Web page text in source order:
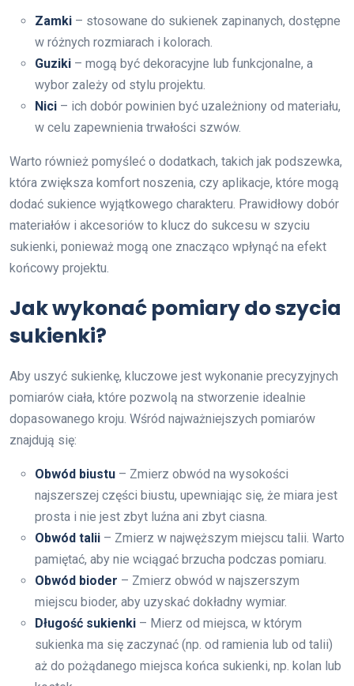
Zamki – stosowane do sukienek zapinanych, dostępne
w różnych rozmiarach i kolorach.
Guziki – mogą być dekoracyjne lub funkcjonalne, a
wybor zależy od stylu projektu.
Nici – ich dobór powinien być uzależniony od materiału,
w celu zapewnienia trwałości szwów.
Warto również pomyśleć o dodatkach, takich jak podszewka,
która zwiększa komfort noszenia, czy aplikacje, które mogą
dodać sukience wyjątkowego charakteru. Prawidłowy dobór
materiałów i akcesoriów to klucz do sukcesu w szyciu
sukienki, ponieważ mogą one znacząco wpłynąć na efekt
końcowy projektu.
Jak wykonać pomiary do szycia
sukienki?
Aby uszyć sukienkę, kluczowe jest wykonanie precyzyjnych
pomiarów ciała, które pozwolą na stworzenie idealnie
dopasowanego kroju. Wśród najważniejszych pomiarów
znajdują się:
Obwód biustu – Zmierz obwód na wysokości
najszerszej części biustu, upewniając się, że miara jest
prosta i nie jest zbyt luźna ani zbyt ciasna.
Obwód talii – Zmierz w najwęższym miejscu talii. Warto
pamiętać, aby nie wciągać brzucha podczas pomiaru.
Obwód bioder – Zmierz obwód w najszerszym
miejscu bioder, aby uzyskać dokładny wymiar.
Długość sukienki – Mierz od miejsca, w którym
sukienka ma się zaczynać (np. od ramienia lub od talii)
aż do pożądanego miejsca końca sukienki, np. kolan lub